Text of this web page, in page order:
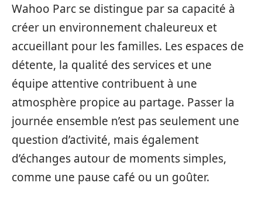
Wahoo Parc se distingue par sa capacité à
créer un environnement chaleureux et
accueillant pour les familles. Les espaces de
détente, la qualité des services et une
équipe attentive contribuent à une
atmosphère propice au partage. Passer la
journée ensemble n’est pas seulement une
question d’activité, mais également
d’échanges autour de moments simples,
comme une pause café ou un goûter.